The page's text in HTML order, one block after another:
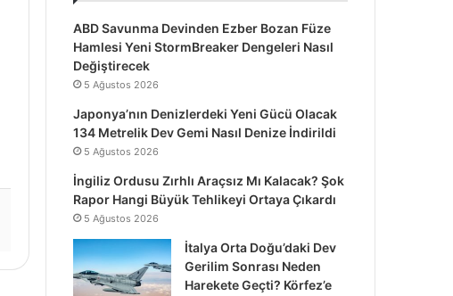
ABD Savunma Devinden Ezber Bozan Füze
Hamlesi Yeni StormBreaker Dengeleri Nasıl
Değiştirecek
5 Ağustos 2026
Japonya’nın Denizlerdeki Yeni Gücü Olacak
134 Metrelik Dev Gemi Nasıl Denize İndirildi
5 Ağustos 2026
İngiliz Ordusu Zırhlı Araçsız Mı Kalacak? Şok
Rapor Hangi Büyük Tehlikeyi Ortaya Çıkardı
5 Ağustos 2026
İtalya Orta Doğu’daki Dev
Gerilim Sonrası Neden
Harekete Geçti? Körfez’e